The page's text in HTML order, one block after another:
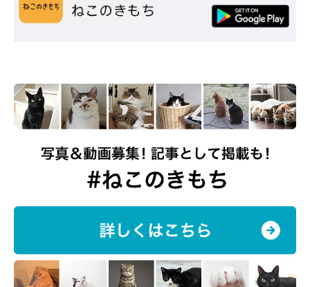
「母猫の分まで幸せに」 あずきくんへの思
い